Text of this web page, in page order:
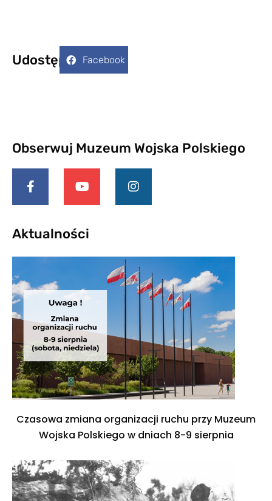
Udostępnij:Facebook
Obserwuj Muzeum Wojska Polskiego
Aktualności
Czasowa zmiana organizacji ruchu przy Muzeum
Wojska Polskiego w dniach 8-9 sierpnia